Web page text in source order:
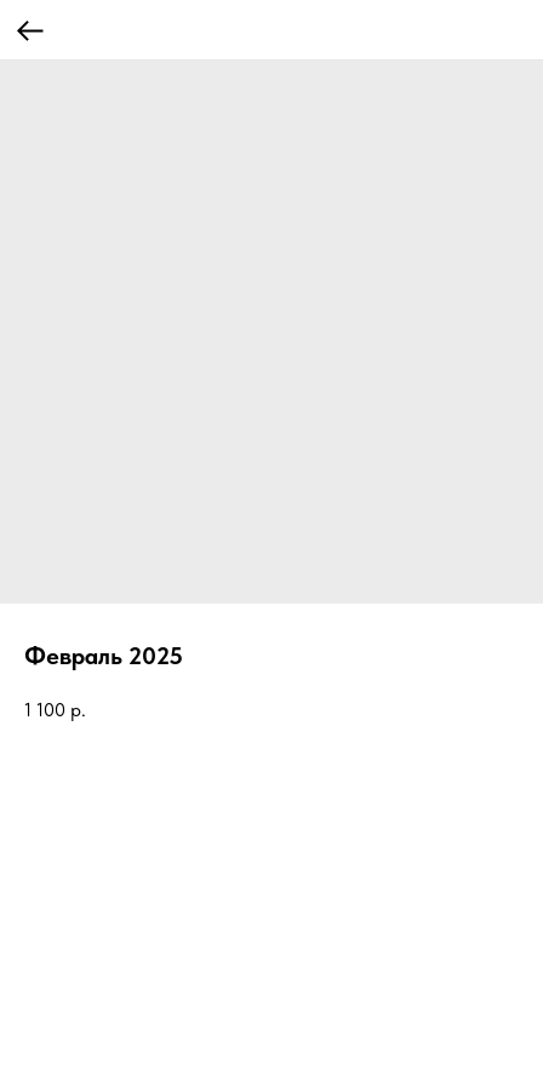
Февраль 2025
1 100 р.